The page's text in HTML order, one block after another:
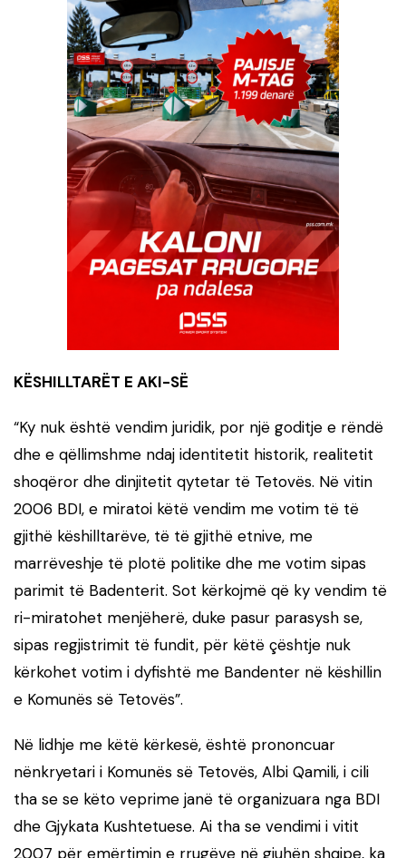
KËSHILLTARËT E AKI-SË
“Ky nuk është vendim juridik, por një goditje e rëndë
dhe e qëllimshme ndaj identitetit historik, realitetit
shoqëror dhe dinjitetit qytetar të Tetovës. Në vitin
2006 BDI, e miratoi këtë vendim me votim të të
gjithë këshilltarëve, të të gjithë etnive, me
marrëveshje të plotë politike dhe me votim sipas
parimit të Badenterit. Sot kërkojmë që ky vendim të
ri-miratohet menjëherë, duke pasur parasysh se,
sipas regjistrimit të fundit, për këtë çështje nuk
kërkohet votim i dyfishtë me Bandenter në këshillin
e Komunës së Tetovës”.
Në lidhje me këtë kërkesë, është prononcuar
nënkryetari i Komunës së Tetovës, Albi Qamili, i cili
tha se se këto veprime janë të organizuara nga BDI
dhe Gjykata Kushtetuese. Ai tha se vendimi i vitit
2007 për emërtimin e rrugëve në gjuhën shqipe, ka